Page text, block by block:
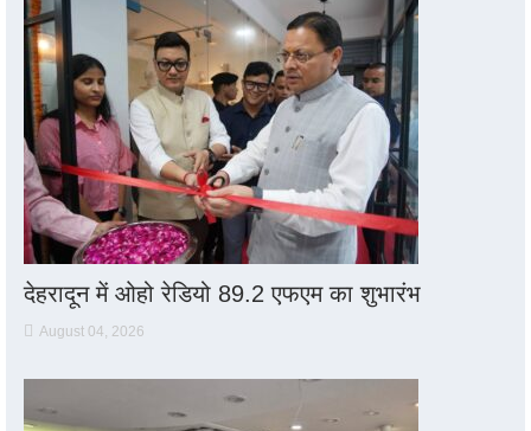
देहरादून में ओहो रेडियो 89.2 एफएम का शुभारंभ
August 04, 2026